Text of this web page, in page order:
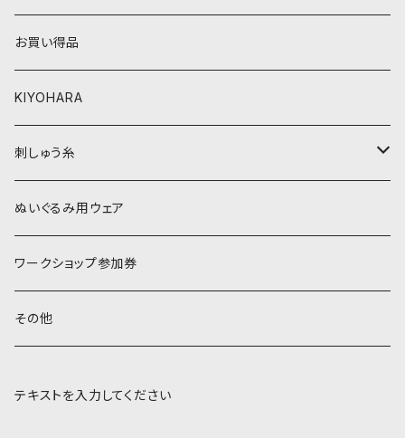
ベージュ・ブラウン系
黄色・クリーム系
ベージュ・ブラウン系
お買い得品
KIYOHARA
刺しゅう糸
COSMO 25番刺しゅう糸
ぬいぐるみ用ウェア
ワークショップ参加券
その他
テキストを入力してください